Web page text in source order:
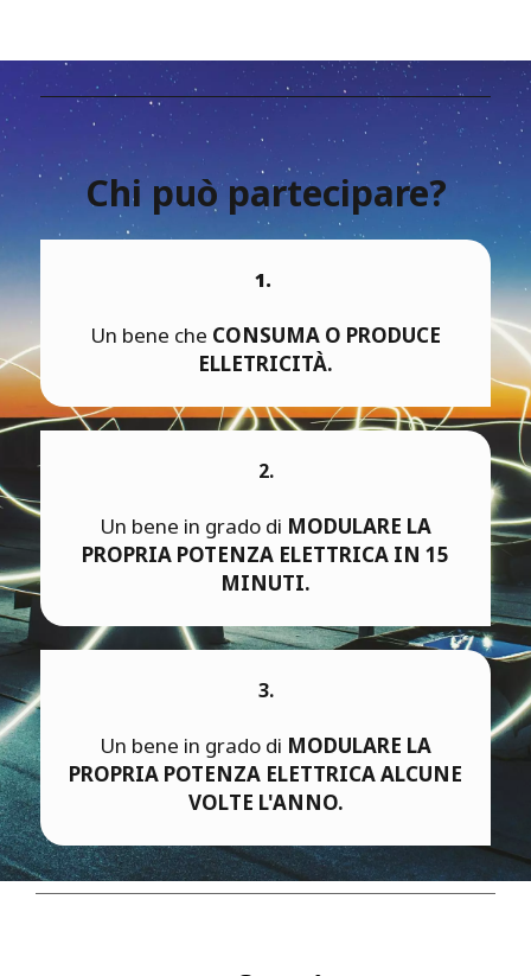
Chi può partecipare?
1.
Un bene che CONSUMA O PRODUCE
ELLETRICITÀ.
2.
Un bene in grado di MODULARE LA
PROPRIA POTENZA ELETTRICA IN 15
MINUTI.
3.
Un bene in grado di MODULARE LA
PROPRIA POTENZA ELETTRICA ALCUNE
VOLTE L'ANNO.